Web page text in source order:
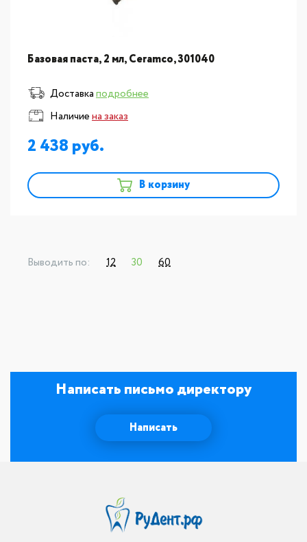
Базовая паста, 2 мл, Ceramco, 301040
Доставкаподробнее
Наличиена заказ
2 438
В корзину
Выводить по: 12 30 60
Написать письмо директору
Написать